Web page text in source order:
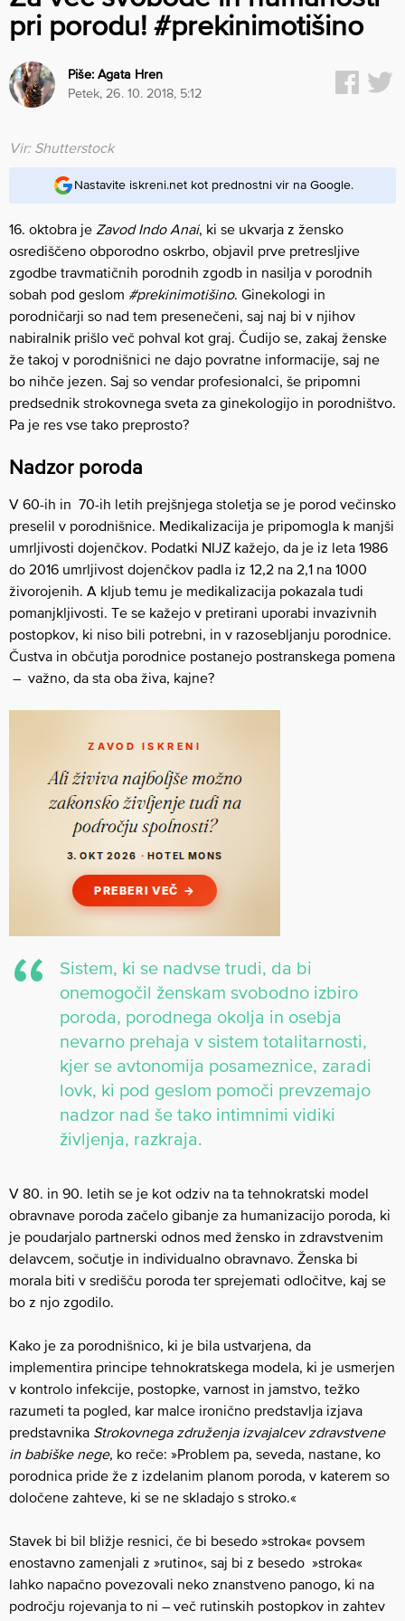
pri porodu! #prekinimotišino
Piše:Agata Hren
petek, 26. 10. 2018, 5:12
Vir: Shutterstock
Nastavite iskreni.net kot prednostni vir na Google.
16. oktobra je Zavod Indo Anai, ki se ukvarja z žensko
osrediščeno obporodno oskrbo, objavil prve pretresljive
zgodbe travmatičnih porodnih zgodb in nasilja v porodnih
sobah pod geslom #prekinimotišino. Ginekologi in
porodničarji so nad tem presenečeni, saj naj bi v njihov
nabiralnik prišlo več pohval kot graj. Čudijo se, zakaj ženske
že takoj v porodnišnici ne dajo povratne informacije, saj ne
bo nihče jezen. Saj so vendar profesionalci, še pripomni
predsednik strokovnega sveta za ginekologijo in porodništvo.
Pa je res vse tako preprosto?
Nadzor poroda
V 60-ih in 70-ih letih prejšnjega stoletja se je porod večinsko
preselil v porodnišnice. Medikalizacija je pripomogla k manjši
umrljivosti dojenčkov. Podatki NIJZ kažejo, da je iz leta 1986
do 2016 umrljivost dojenčkov padla iz 12,2 na 2,1 na 1000
živorojenih. A kljub temu je medikalizacija pokazala tudi
pomanjkljivosti. Te se kažejo v pretirani uporabi invazivnih
postopkov, ki niso bili potrebni, in v razosebljanju porodnice.
Čustva in občutja porodnice postanejo postranskega pomena
– važno, da sta oba živa, kajne?
Sistem, ki se nadvse trudi, da bi
onemogočil ženskam svobodno izbiro
poroda, porodnega okolja in osebja
nevarno prehaja v sistem totalitarnosti,
kjer se avtonomija posameznice, zaradi
lovk, ki pod geslom pomoči prevzemajo
nadzor nad še tako intimnimi vidiki
življenja, razkraja.
V 80. in 90. letih se je kot odziv na ta tehnokratski model
obravnave poroda začelo gibanje za humanizacijo poroda, ki
je poudarjalo partnerski odnos med žensko in zdravstvenim
delavcem, sočutje in individualno obravnavo. Ženska bi
morala biti v središču poroda ter sprejemati odločitve, kaj se
bo z njo zgodilo.
Kako je za porodnišnico, ki je bila ustvarjena, da
implementira principe tehnokratskega modela, ki je usmerjen
v kontrolo infekcije, postopke, varnost in jamstvo, težko
razumeti ta pogled, kar malce ironično predstavlja izjava
predstavnika Strokovnega združenja izvajalcev zdravstvene
in babiške nege, ko reče: »Problem pa, seveda, nastane, ko
porodnica pride že z izdelanim planom poroda, v katerem so
določene zahteve, ki se ne skladajo s stroko.«
Stavek bi bil bližje resnici, če bi besedo »stroka« povsem
enostavno zamenjali z »rutino«, saj bi z besedo »stroka«
lahko napačno povezovali neko znanstveno panogo, ki na
področju rojevanja to ni – več rutinskih postopkov in zahtev